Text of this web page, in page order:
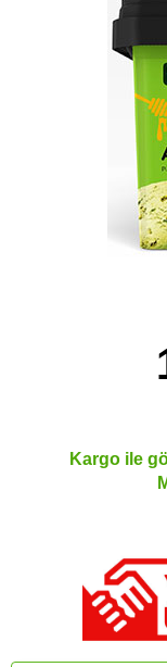
Kargo ile